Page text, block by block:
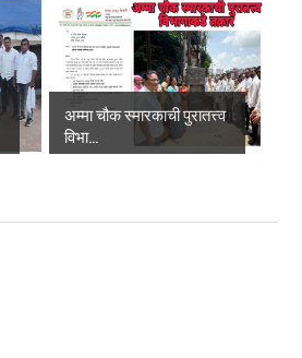
अम्मा चौक स्मारकाची पुरातत्त्व
विभा...